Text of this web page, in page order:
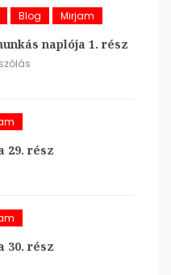
Blog Mirjam
naplója 1. rész
29. rész
30. rész